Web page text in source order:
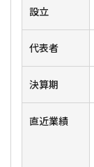
設立
代表者
決算期
直近業績